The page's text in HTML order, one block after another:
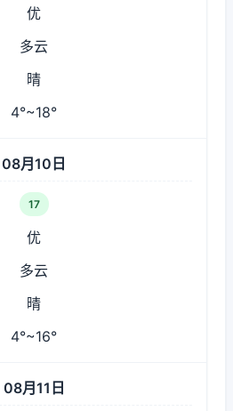
优
多云
晴
4°~18°
08月10日
17
优
多云
晴
4°~16°
08月11日